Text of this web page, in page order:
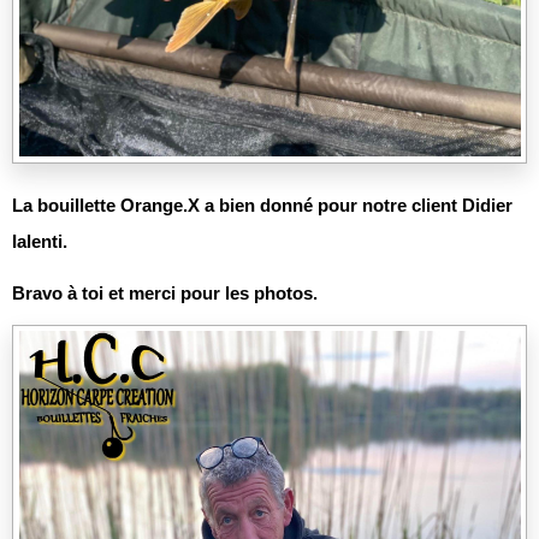
La bouillette Orange.X a bien donné pour notre client Didier
Ialenti.
Bravo à toi et merci pour les photos.